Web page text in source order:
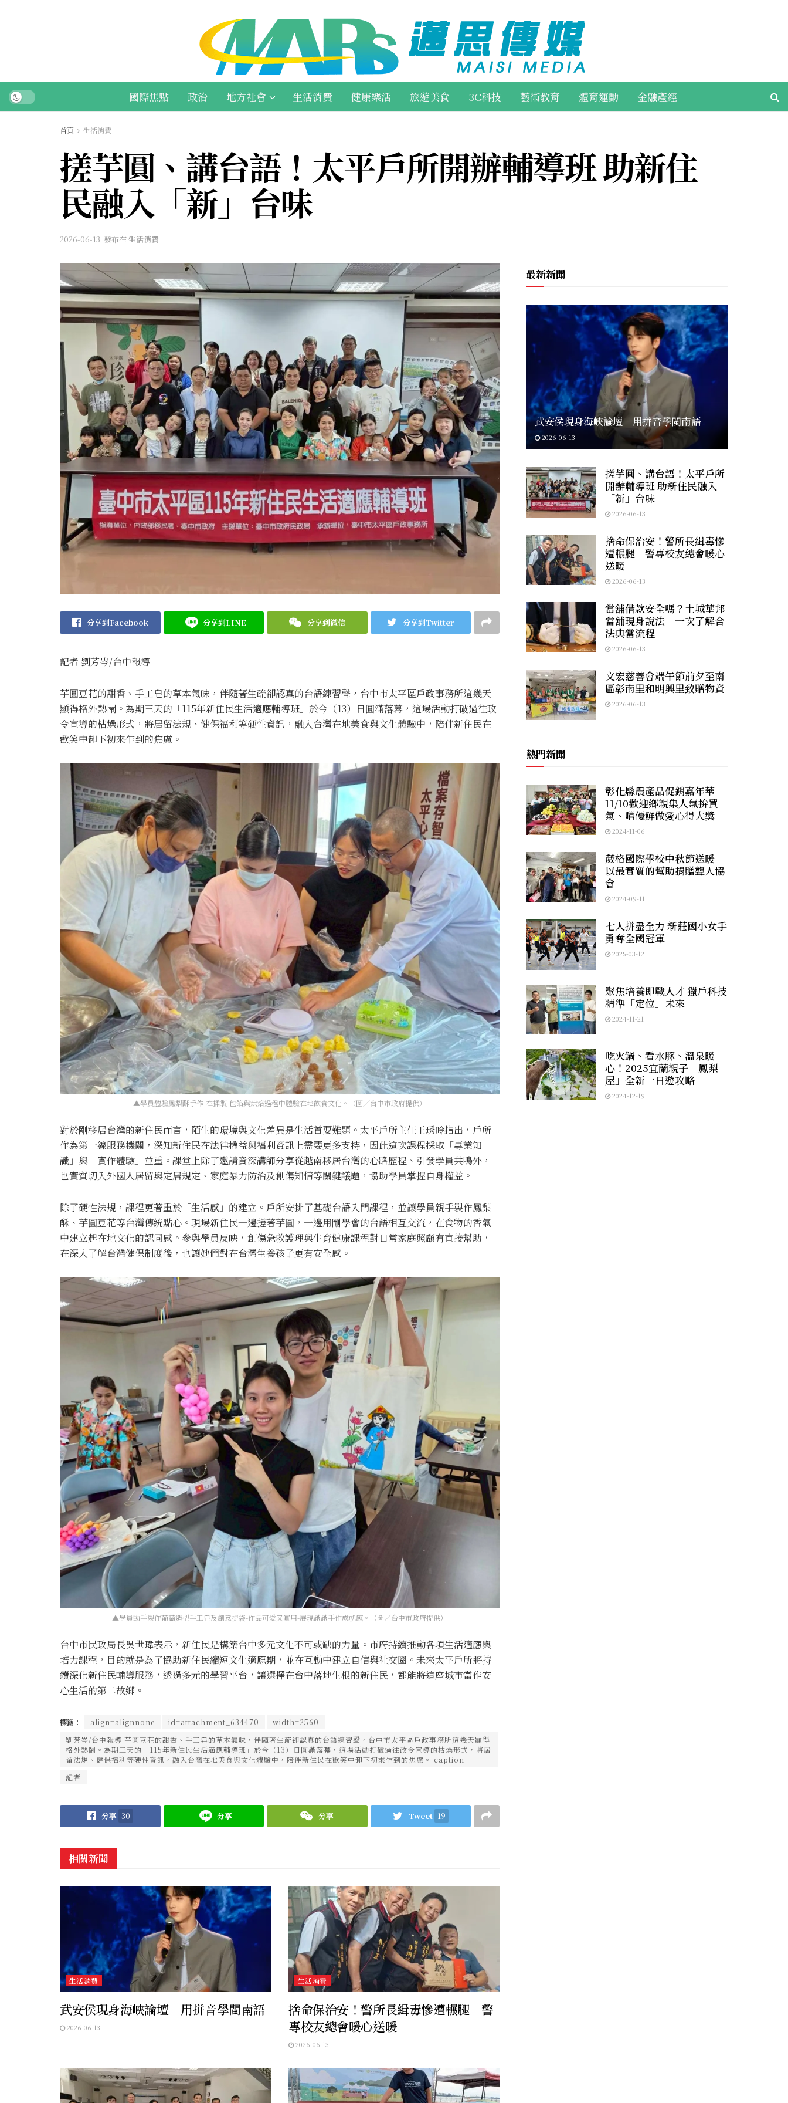
國際焦點 政治 地方社會 生活消費 健康樂活 旅遊美食 3C科技 藝術教育 體育運動 金融產經
首頁 生活消費
搓芋圓、講台語！太平戶所開辦輔導班 助新住
民融入「新」台味
2026-06-13 發布在生活消費
分享到Facebook 分享到LINE 分享到微信 分享到Twitter
記者 劉芳岑/台中報導
芋圓豆花的甜香、手工皂的草本氣味，伴隨著生疏卻認真的台語練習聲，台中市太平區戶政事務所這幾天
顯得格外熱鬧。為期三天的「115年新住民生活適應輔導班」於今（13）日圓滿落幕，這場活動打破過往政
令宣導的枯燥形式，將居留法規、健保福利等硬性資訊，融入台灣在地美食與文化體驗中，陪伴新住民在
歡笑中卸下初來乍到的焦慮。
▲學員體驗鳳梨酥手作-在揉製-包餡與烘焙過程中體驗在地飲食文化。（圖／台中市政府提供）
對於剛移居台灣的新住民而言，陌生的環境與文化差異是生活首要難題。太平戶所主任王琇昤指出，戶所
作為第一線服務機關，深知新住民在法律權益與福利資訊上需要更多支持，因此這次課程採取「專業知
識」與「實作體驗」並重。課堂上除了邀請資深講師分享從越南移居台灣的心路歷程、引發學員共鳴外，
也實質切入外國人居留與定居規定、家庭暴力防治及創傷知情等關鍵議題，協助學員掌握自身權益。
除了硬性法規，課程更著重於「生活感」的建立。戶所安排了基礎台語入門課程，並讓學員親手製作鳳梨
酥、芋圓豆花等台灣傳統點心。現場新住民一邊搓著芋圓，一邊用剛學會的台語相互交流，在食物的香氣
中建立起在地文化的認同感。參與學員反映，創傷急救護理與生育健康課程對日常家庭照顧有直接幫助，
在深入了解台灣健保制度後，也讓她們對在台灣生養孩子更有安全感。
▲學員動手製作葡萄造型手工皂及創意提袋-作品可愛又實用-展現滿滿手作成就感。（圖／台中市政府提供）
台中市民政局長吳世瑋表示，新住民是構築台中多元文化不可或缺的力量。市府持續推動各項生活適應與
培力課程，目的就是為了協助新住民縮短文化適應期，並在互動中建立自信與社交圈。未來太平戶所將持
續深化新住民輔導服務，透過多元的學習平台，讓選擇在台中落地生根的新住民，都能將這座城市當作安
心生活的第二故鄉。
標籤： align=alignnone id=attachment_634470
width=2560
劉芳岑/台中報導 芋圓豆花的甜香、手工皂的草本氣味，伴隨著生疏卻認真的台語練習聲，台中市太平區戶政事務所這幾天顯得
格外熱鬧。為期三天的「115年新住民生活適應輔導班」於今（13）日圓滿落幕，這場活動打破過往政令宣導的枯燥形式，將居
留法規、健保福利等硬性資訊，融入台灣在地美食與文化體驗中，陪伴新住民在歡笑中卸下初來乍到的焦慮。 caption
記者
分享 30 分享 分享 Tweet 19
相關新聞
生活消費
武安侯現身海峽論壇 用拼音學閩南語
2026-06-13
生活消費
捨命保治安！警所長緝毒慘遭輾腿 警
專校友總會暖心送暖
2026-06-13
最新新聞
武安侯現身海峽論壇 用拼音學閩南語
2026-06-13
搓芋圓、講台語！太平戶所
開辦輔導班 助新住民融入
「新」台味
2026-06-13
捨命保治安！警所長緝毒慘
遭輾腿 警專校友總會暖心
送暖
2026-06-13
當舖借款安全嗎？土城華邦
當舖現身說法 一次了解合
法典當流程
2026-06-13
文宏慈善會端午節前夕至南
區彰南里和明興里致贈物資
2026-06-13
熱門新聞
彰化縣農產品促銷嘉年華
11/10歡迎鄉親集人氣拚買
氣、嚐優鮮做愛心得大獎
2024-11-06
葳格國際學校中秋節送暖
以最實質的幫助捐贈聾人協
會
2024-09-11
七人拼盡全力 新莊國小女手
勇奪全國冠軍
2025-03-12
聚焦培養即戰人才 獵戶科技
精準「定位」未來
2024-11-21
吃火鍋、看水豚、溫泉暖
心！2025宜蘭親子「鳳梨
屋」全新一日遊攻略
2024-12-19